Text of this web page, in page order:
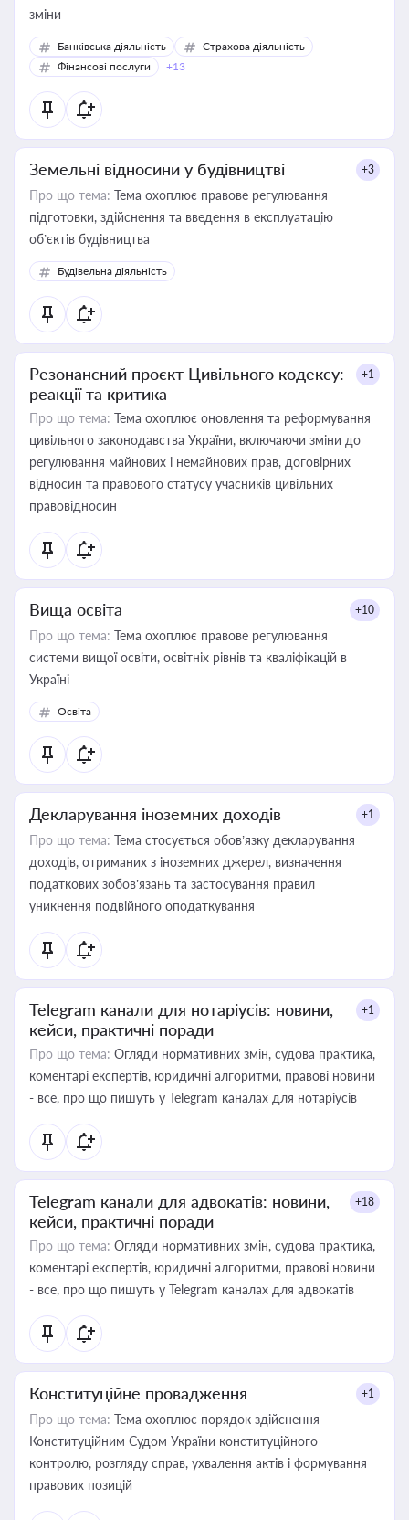
зміни
Банківська діяльність
Страхова діяльність
Фінансові послуги
+13
Земельні відносини у будівництві +3
Про що тема: Тема охоплює правове регулювання
підготовки, здійснення та введення в експлуатацію
об’єктів будівництва
Будівельна діяльність
Резонансний проєкт Цивільного кодексу:
реакції та критика
+1
Про що тема: Тема охоплює оновлення та реформування
цивільного законодавства України, включаючи зміни до
регулювання майнових і немайнових прав, договірних
відносин та правового статусу учасників цивільних
правовідносин
Вища освіта +10
Про що тема: Тема охоплює правове регулювання
системи вищої освіти, освітніх рівнів та кваліфікацій в
Україні
Освіта
Декларування іноземних доходів +1
Про що тема: Тема стосується обов’язку декларування
доходів, отриманих з іноземних джерел, визначення
податкових зобов’язань та застосування правил
уникнення подвійного оподаткування
Telegram канали для нотаріусів: новини,
кейси, практичні поради
+1
Про що тема: Огляди нормативних змін, судова практика,
коментарі експертів, юридичні алгоритми, правові новини
- все, про що пишуть у Telegram каналах для нотаріусів
Telegram канали для адвокатів: новини,
кейси, практичні поради
+18
Про що тема: Огляди нормативних змін, судова практика,
коментарі експертів, юридичні алгоритми, правові новини
- все, про що пишуть у Telegram каналах для адвокатів
Конституційне провадження +1
Про що тема: Тема охоплює порядок здійснення
Конституційним Судом України конституційного
контролю, розгляду справ, ухвалення актів і формування
правових позицій